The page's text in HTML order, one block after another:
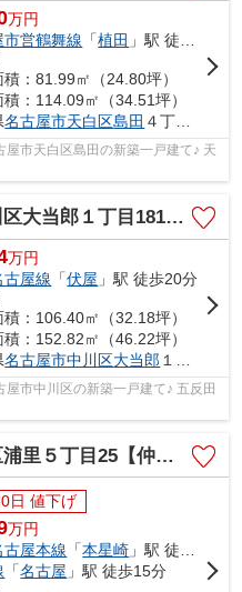
万円
市営鶴舞線 「植田 」駅 徒歩26分
：81.99㎡（24.80坪）
積：114.09㎡（34.51坪）
名古屋市天白区島田 ４丁目2704
天白区島田の新築一戸建て♪ 天
1815【仲介手数料無料】新築一戸建て
万円
古屋線 「伏屋 」駅 徒歩20分
：106.40㎡（32.18坪）
積：152.82㎡（46.22坪）
名古屋市中川区大当郎 １丁目1815
中川区の新築一戸建て♪ 五反田
仲介手数料無料】新築一戸建て 1号棟
日 値下げ
万円
古屋本線 「本星崎 」駅 徒歩10分
「名古屋 」駅 徒歩15分